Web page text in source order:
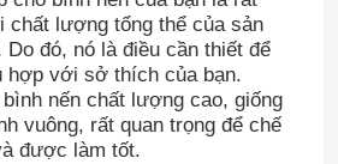
chất lượng tổng thể của sản
Do đó, nó là điều cần thiết để
hợp với sở thích của bạn.
nến chất lượng cao, giống
vuông, rất quan trọng để chế
được làm tốt.